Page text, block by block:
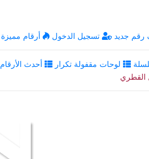
جديد تسجيل الدخول أرقام مميزة
لوحات مقفولة تكرار أحدث الأرقام
القطري